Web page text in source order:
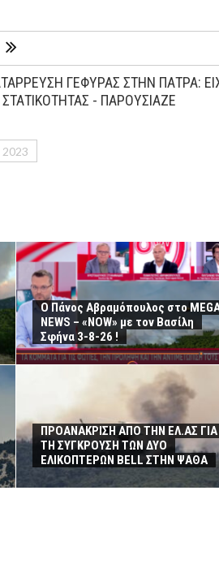
ΓΕΦΥΡΑΣ ΣΤΗΝ ΠΑΤΡΑ:
- ΠΑΡΟΥΣΙΑΖΕ
Ο Πάνος Αβραμόπουλος στο
NEWS – «NOW» με τον Βασίλη
Σφήνα 3-8-26 !
ΠΡΟΑΝΑΚΡΙΣΗ ΑΠΟ ΤΗΝ ΕΛ.ΑΣ ΓΙΑ
ΤΗ ΣΥΓΚΡΟΥΣΗ ΤΩΝ ΔΥΟ
ΕΛΙΚΟΠΤΕΡΩΝ BELL ΣΤΗΝ ΨΑΘΑ